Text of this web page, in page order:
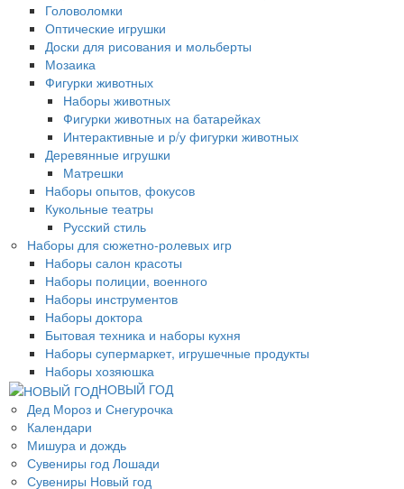
Головоломки
Оптические игрушки
Доски для рисования и мольберты
Мозаика
Фигурки животных
Наборы животных
Фигурки животных на батарейках
Интерактивные и р/у фигурки животных
Деревянные игрушки
Матрешки
Наборы опытов, фокусов
Кукольные театры
Русский стиль
Наборы для сюжетно-ролевых игр
Наборы салон красоты
Наборы полиции, военного
Наборы инструментов
Наборы доктора
Бытовая техника и наборы кухня
Наборы супермаркет, игрушечные продукты
Наборы хозяюшка
НОВЫЙ ГОД
Дед Мороз и Снегурочка
Календари
Мишура и дождь
Сувениры год Лошади
Сувениры Новый год